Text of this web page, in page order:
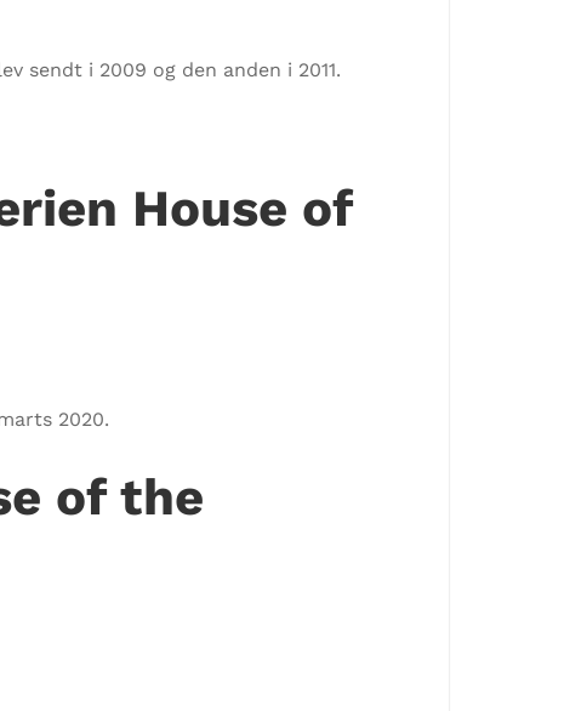
sendt i 2009 og den anden i 2011.
House of
2020.
of the